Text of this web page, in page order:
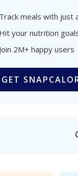
Track meals with just
Hit your nutrition
Join 2M+ happy users
GET